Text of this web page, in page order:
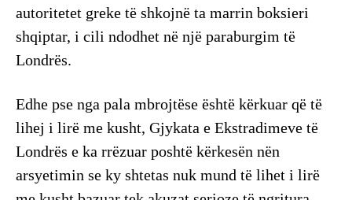
autoritetet greke të shkojnë ta marrin boksieri
shqiptar, i cili ndodhet në një paraburgim të
Londrës.
Edhe pse nga pala mbrojtëse është kërkuar që të
lihej i lirë me kusht, Gjykata e Ekstradimeve të
Londrës e ka rrëzuar poshtë kërkesën nën
arsyetimin se ky shtetas nuk mund të lihet i lirë